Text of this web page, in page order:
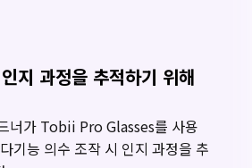
지 과정을 추적하기 위해
너가 Tobii Pro Glasses를 사용
기능 의수 조작 시 인지 과정을 추